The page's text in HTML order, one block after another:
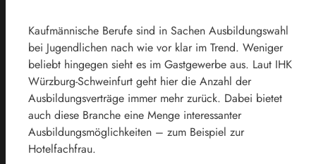
Kaufmännische Berufe sind in Sachen Ausbildungswahl
bei Jugendlichen nach wie vor klar im Trend. Weniger
beliebt hingegen sieht es im Gastgewerbe aus. Laut IHK
Würzburg-Schweinfurt geht hier die Anzahl der
Ausbildungsverträge immer mehr zurück. Dabei bietet
auch diese Branche eine Menge interessanter
Ausbildungsmöglichkeiten – zum Beispiel zur
Hotelfachfrau.